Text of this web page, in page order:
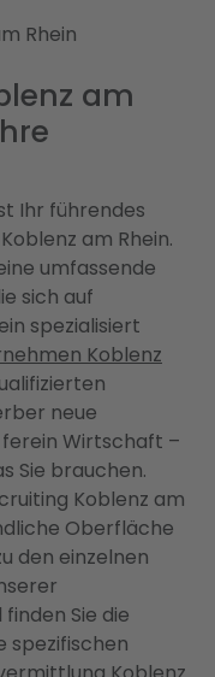
am
Ihr führendes
am Rhein.
umfassende
sich auf
spezialisiert
Koblenz
neue
Wirtschaft –
Sie brauchen.
Koblenz am
Oberfläche
den einzelnen
Sie die
spezifischen